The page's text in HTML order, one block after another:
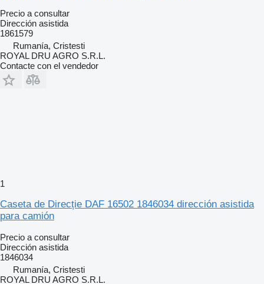
Precio a consultar
Dirección asistida
1861579
Rumanía, Cristesti
ROYAL DRU AGRO S.R.L.
Contacte con el vendedor
1
Caseta de Direcție DAF 16502 1846034 dirección asistida
para camión
Precio a consultar
Dirección asistida
1846034
Rumanía, Cristesti
ROYAL DRU AGRO S.R.L.